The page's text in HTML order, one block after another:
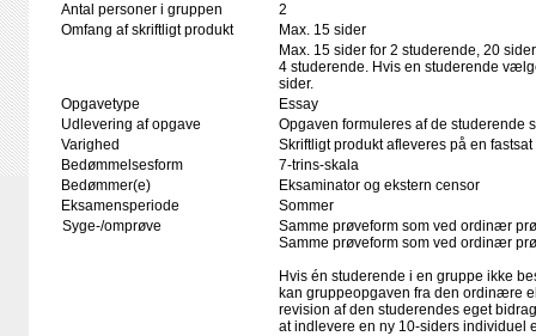
Antal personer i gruppen
2
Omfang af skriftligt produkt
Max. 15 sider
Max. 15 sider for 2 studerende, 20
4 studerende. Hvis en studerende
sider.
Opgavetype
Essay
Udlevering af opgave
Opgaven formuleres af de studerende
Varighed
Skriftligt produkt afleveres på en
Bedømmelsesform
7-trins-skala
Bedømmer(e)
Eksaminator og ekstern censor
Eksamensperiode
Sommer
Syge-/omprøve
Samme prøveform som ved ordinær
Samme prøveform som ved ordinær
Hvis én studerende i en gruppe ikke
kan gruppeopgaven fra den ordinære
revision af den studerendes eget
at indlevere en ny 10-siders individuel